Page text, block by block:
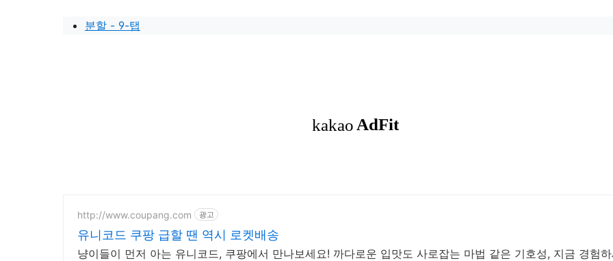
분할 - 9-탭
http://www.coupang.com 광고
유니코드 쿠팡 급할 땐 역시 로켓배송
냥이들이 먼저 아는 유니코드, 쿠팡에서 만나보세요! 까다로운 입맛도 사로잡는 마법 같은 기호성, 지금 경험